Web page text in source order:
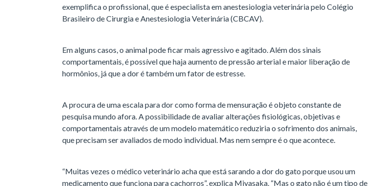
exemplifica o profissional, que é especialista em anestesiologia veterinária pelo Colégio
Brasileiro de Cirurgia e Anestesiologia Veterinária (CBCAV).
Em alguns casos, o animal pode ficar mais agressivo e agitado. Além dos sinais
comportamentais, é possível que haja aumento de pressão arterial e maior liberação de
hormônios, já que a dor é também um fator de estresse.
A procura de uma escala para dor como forma de mensuração é objeto constante de
pesquisa mundo afora. A possibilidade de avaliar alterações fisiológicas, objetivas e
comportamentais através de um modelo matemático reduziria o sofrimento dos animais,
que precisam ser avaliados de modo individual. Mas nem sempre é o que acontece.
“Muitas vezes o médico veterinário acha que está sarando a dor do gato porque usou um
medicamento que funciona para cachorros”, explica Miyasaka. “Mas o gato não é um tipo de